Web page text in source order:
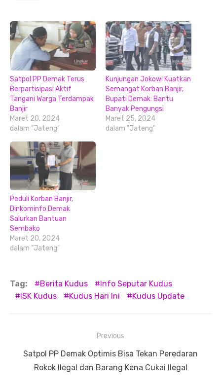
Satpol PP Demak Terus
Berpartisipasi Aktif
Tangani Warga Terdampak
Banjir
Maret 20, 2024
dalam "Jateng"
Kunjungan Jokowi Kuatkan
Semangat Korban Banjir,
Bupati Demak: Bantu
Banyak Pengungsi
Maret 25, 2024
dalam "Jateng"
Peduli Korban Banjir,
Dinkominfo Demak
Salurkan Bantuan
Sembako
Maret 20, 2024
dalam "Jateng"
Tag: Berita Kudus
Info Seputar Kudus
ISK Kudus
Kudus Hari Ini Kudus Update
pos
Previous
Previous
Satpol PP Demak Optimis Bisa Tekan Peredaran
Rokok Ilegal dan Barang Kena Cukai Ilegal